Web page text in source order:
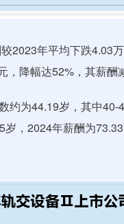
年平均下跌4.03
降幅达52%，其薪酬
为44.19岁，其中40-
，2024年薪酬为